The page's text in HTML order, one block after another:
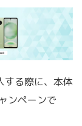
する際に、本体
ンペーンで